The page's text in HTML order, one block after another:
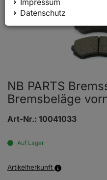
NB PARTS
Bremsbeläge
Art-Nr.: 10041033
Auf Lager
Artikelherkunft
Impressum
Datenschutz